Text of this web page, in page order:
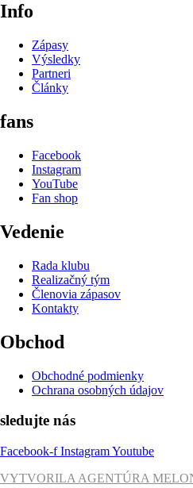
Info
Zápasy
Výsledky
Partneri
Články
fans
Facebook
Instagram
YouTube
Fan shop
Vedenie
Rada klubu
Realizačný tým
Členovia zápasov
Kontakty
Obchod
Obchodné podmienky
Ochrana osobných údajov
sledujte nás
Facebook-f InstagramYoutube
VYTVORILA AGENTÚRA